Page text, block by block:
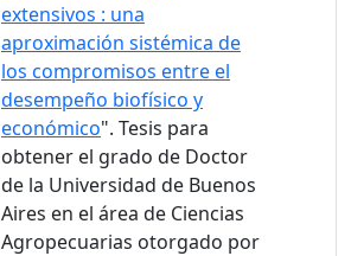
extensivos : una
aproximación sistémica de
los compromisos entre el
desempeño biofísico y
económico". Tesis para
obtener el grado de Doctor
de la Universidad de Buenos
Aires en el área de Ciencias
Agropecuarias otorgado por